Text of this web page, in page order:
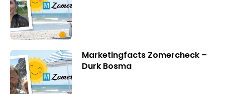
Marketingfacts Zomercheck –
Durk Bosma